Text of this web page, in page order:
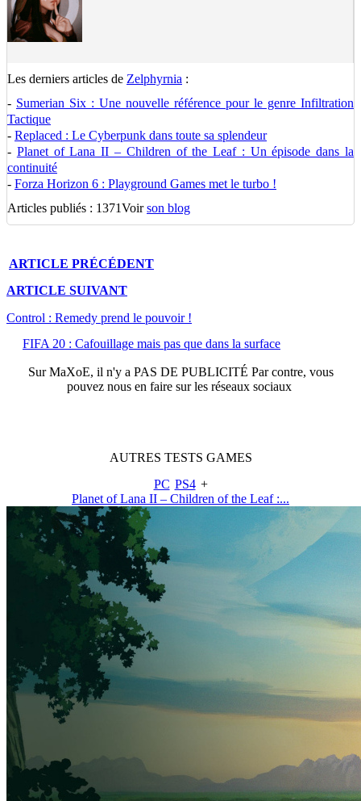
Les derniers articles de Zelphyrnia :
- Sumerian Six : Une nouvelle référence pour le genre Infiltration
Tactique
- Replaced : Le Cyberpunk dans toute sa splendeur
- Planet of Lana II – Children of the Leaf : Un épisode dans la
continuité
- Forza Horizon 6 : Playground Games met le turbo !
Articles publiés : 1371Voirson blog
ARTICLE PRÉCÉDENT
ARTICLE SUIVANT
Control : Remedy prend le pouvoir !
FIFA 20 : Cafouillage mais pas que dans la surface
SurMaXoE, il n'y a PAS DE PUBLICITÉ Par contre, vous
pouvez nous en faire sur les réseaux sociaux
AUTRES TESTS GAMES
PC PS4 +
Planet of Lana II – Children of the Leaf :...